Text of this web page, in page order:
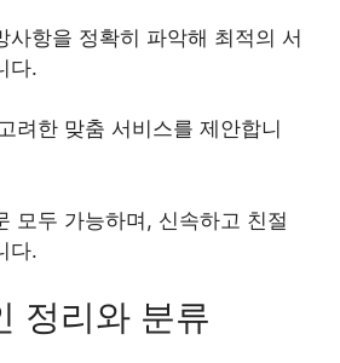
사항을 정확히 파악해 최적의 서
다.
려한 맞춤 서비스를 제안합니
모두 가능하며, 신속하고 친절
다.
정리와 분류